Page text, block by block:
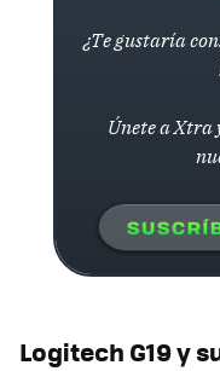
¿Te gustaría
Únete a Xtra
Logitech G19 y